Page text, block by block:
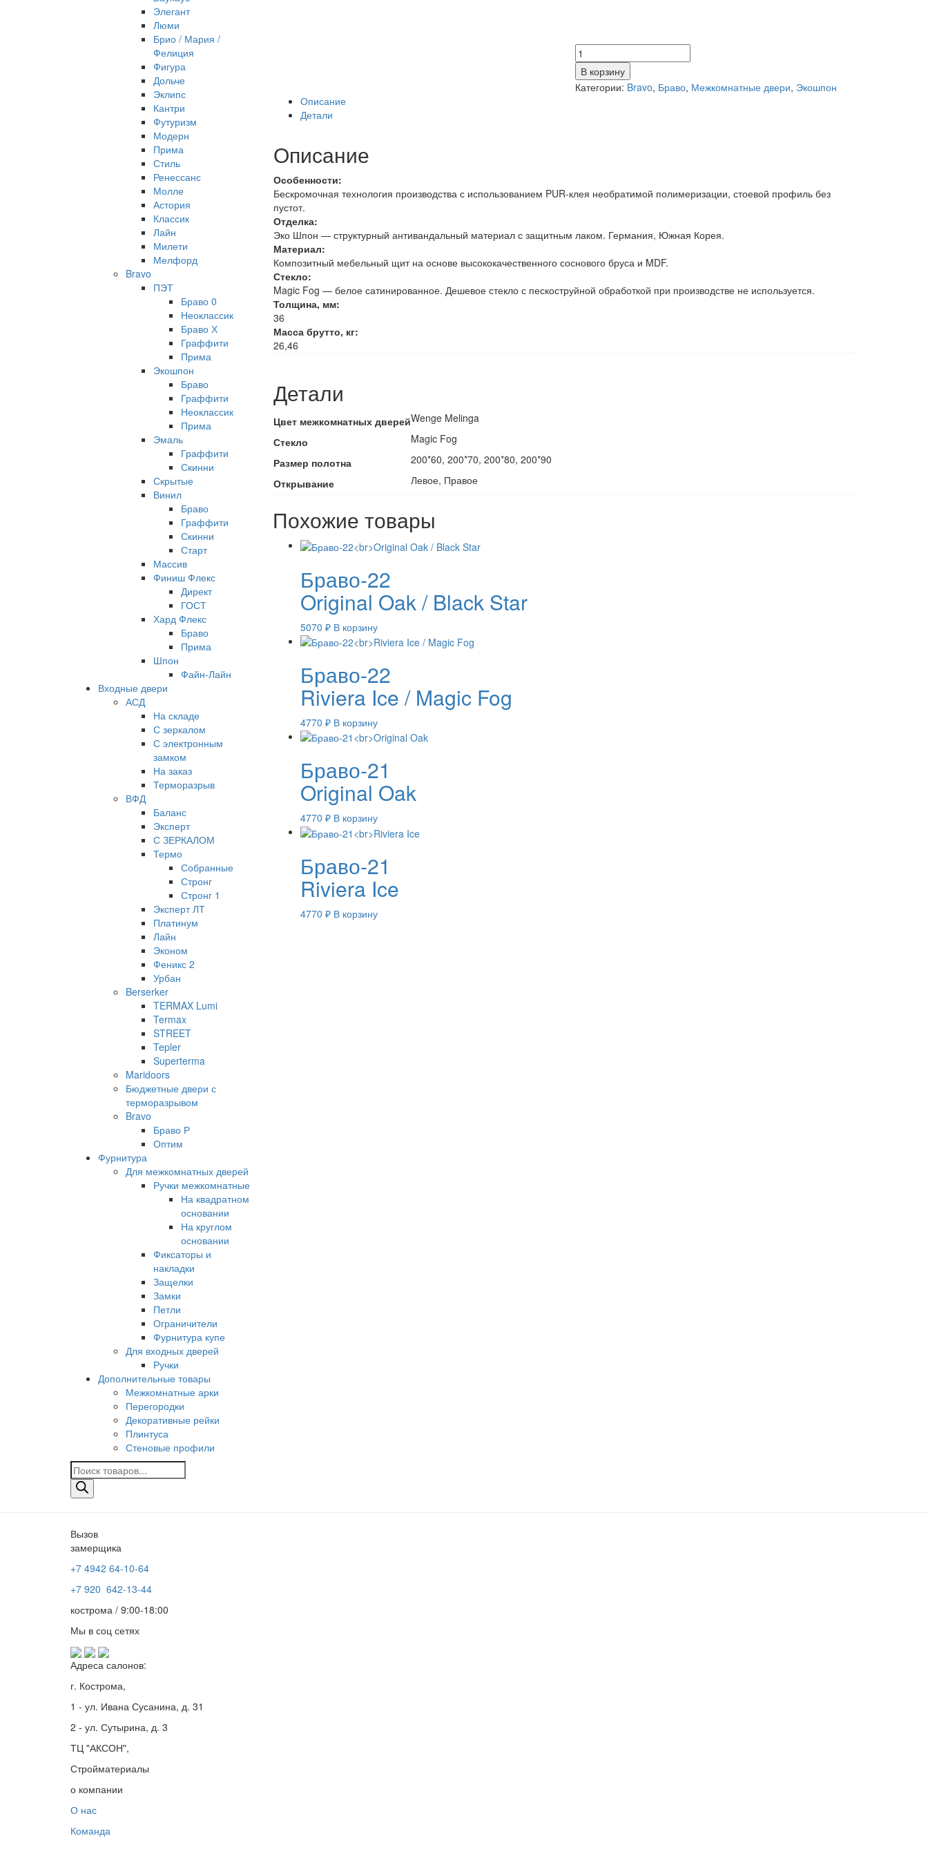
Элегант
Люми
Брио / Мария /
Фелиция
Фигура
Дольче
Эклипс
Кантри
Футуризм
Модерн
Прима
Стиль
Ренессанс
Молле
Астория
Классик
Лайн
Милети
Мелфорд
Bravo
ПЭТ
Браво 0
Неоклассик
Браво Х
Граффити
Прима
Экошпон
Браво
Граффити
Неоклассик
Прима
Эмаль
Граффити
Скинни
Скрытые
Винил
Браво
Граффити
Скинни
Старт
Массив
Финиш Флекс
Директ
ГОСТ
Хард Флекс
Браво
Прима
Шпон
Файн-Лайн
Входные двери
АСД
На складе
С зеркалом
С электронным
замком
На заказ
Терморазрыв
ВФД
Баланс
Эксперт
С ЗЕРКАЛОМ
Термо
Собранные
Стронг
Стронг 1
Эксперт ЛТ
Платинум
Лайн
Эконом
Феникс 2
Урбан
Berserker
TERMAX Lumi
Termax
STREET
Tepler
Superterma
Maridoors
Бюджетные двери с
терморазрывом
Bravo
Браво Р
Оптим
Фурнитура
Для межкомнатных дверей
Ручки межкомнатные
На квадратном
основании
На круглом
основании
Фиксаторы и
накладки
Защелки
Замки
Петли
Ограничители
Фурнитура купе
Для входных дверей
Ручки
Дополнительные товары
Межкомнатные арки
Перегородки
Декоративные рейки
Плинтуса
Стеновые профили
Поиск
товаров
Количество
товара
Браво-30Wenge
Melinga
В корзину
Категории: Bravo, Браво, Межкомнатные двери, Экошпон
Описание
Детали
Описание
Особенности:
Бескромочная технология производства с использованием PUR-клея необратимой полимеризации, стоевой профиль без
пустот.
Отделка:
Эко Шпон — структурный антивандальный материал с защитным лаком. Германия, Южная Корея.
Материал:
Композитный мебельный щит на основе высококачественного соснового бруса и MDF.
Стекло:
Magic Fog — белое сатинированное. Дешевое стекло с пескоструйной обработкой при производстве не используется.
Толщина, мм:
36
Масса брутто, кг:
26,46
Детали
Цвет межкомнатных дверейWenge Melinga
Стекло
Magic Fog
Размер полотна
200*60, 200*70, 200*80, 200*90
Открывание
Левое, Правое
Похожие товары
Браво-22
Original Oak / Black Star
5070 ₽ В корзину
Браво-22
Riviera Ice / Magic Fog
4770 ₽ В корзину
Браво-21
Original Oak
4770 ₽ В корзину
Браво-21
Riviera Ice
4770 ₽ В корзину
Вызов
замерщика
+7 4942 64-10-64
+7 920 642-13-44
кострома / 9:00-18:00
Мы в соц сетях
Адреса салонов:
г. Кострома,
1 - ул. Ивана Сусанина, д. 31
2 - ул. Сутырина, д. 3
ТЦ "АКСОН",
Стройматериалы
о компании
О нас
Команда